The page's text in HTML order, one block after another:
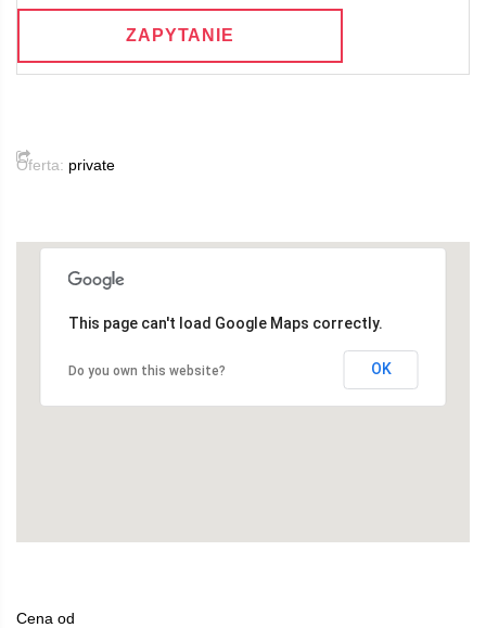
ZAPYTANIE
Oferta: private
This page can't load Google Maps correctly.
Do you own this website? OK
Cena od